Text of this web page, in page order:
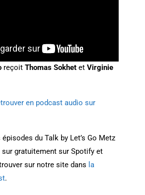
reçoit Thomas Sokhetet Virginie
en podcast audio sur
épisodes du Talk by Let’s Go Metz
gratuitement sur Spotify et
sur notre site dans la
.